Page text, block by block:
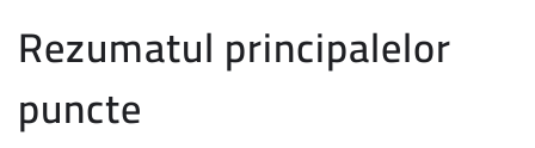
Rezumatul principalelor
puncte